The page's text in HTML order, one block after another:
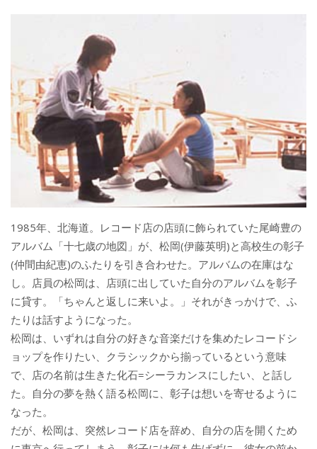
1985年、北海道。レコード店の店頭に飾られていた尾崎豊の
アルバム「十七歳の地図」が、松岡(伊藤英明)と高校生の彰子
(仲間由紀恵)のふたりを引き合わせた。アルバムの在庫はな
し。店員の松岡は、店頭に出していた自分のアルバムを彰子
に貸す。「ちゃんと返しに来いよ。」それがきっかけで、ふ
たりは話すようになった。
松岡は、いずれは自分の好きな音楽だけを集めたレコードシ
ョップを作りたい、クラシックから揃っているという意味
で、店の名前は生きた化石=シーラカンスにしたい、と話し
た。自分の夢を熱く語る松岡に、彰子は想いを寄せるように
なった。
だが、松岡は、突然レコード店を辞め、自分の店を開くため